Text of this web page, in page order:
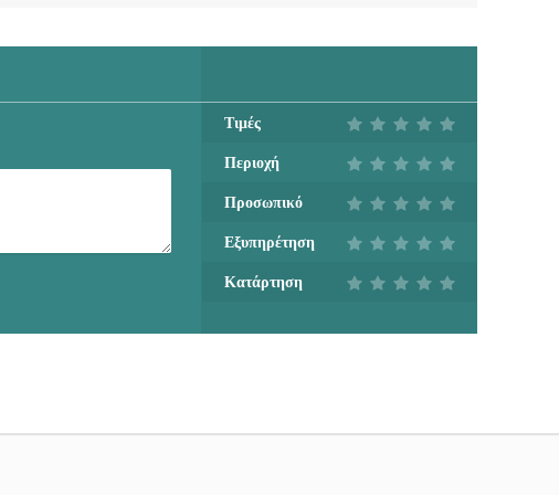
Τιμές
Περιοχή
Προσωπικό
Εξυπηρέτηση
Κατάρτηση